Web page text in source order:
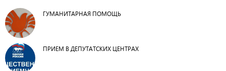
ГУМАНИТАРНАЯ ПОМОЩЬ
ПРИЕМ В ДЕПУТАТСКИХ ЦЕНТРАХ